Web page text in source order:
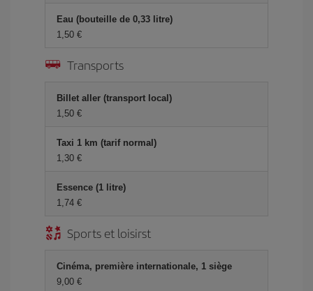
Eau (bouteille de 0,33 litre)
1,50 €
Transports
Billet aller (transport local)
1,50 €
Taxi 1 km (tarif normal)
1,30 €
Essence (1 litre)
1,74 €
Sports et loisirst
Cinéma, première internationale, 1 siège
9,00 €